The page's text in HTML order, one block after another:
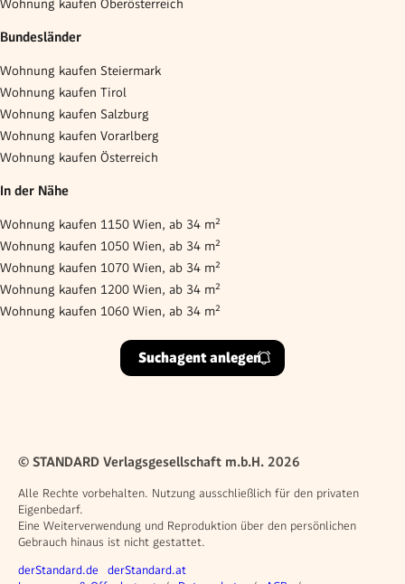
Wohnung kaufen Oberösterreich
Bundesländer
Wohnung kaufen Steiermark
Wohnung kaufen Tirol
Wohnung kaufen Salzburg
Wohnung kaufen Vorarlberg
Wohnung kaufen Österreich
In der Nähe
Wohnung kaufen 1150 Wien, ab 34 m²
Wohnung kaufen 1050 Wien, ab 34 m²
Wohnung kaufen 1070 Wien, ab 34 m²
Wohnung kaufen 1200 Wien, ab 34 m²
Wohnung kaufen 1060 Wien, ab 34 m²
Suchagent anlegen
© STANDARD Verlagsgesellschaft m.b.H. 2026
Alle Rechte vorbehalten. Nutzung ausschließlich für den privaten
Eigenbedarf.
Eine Weiterverwendung und Reproduktion über den persönlichen
Gebrauch hinaus ist nicht gestattet.
Weitere Angebote
derStandard.de derStandard.at